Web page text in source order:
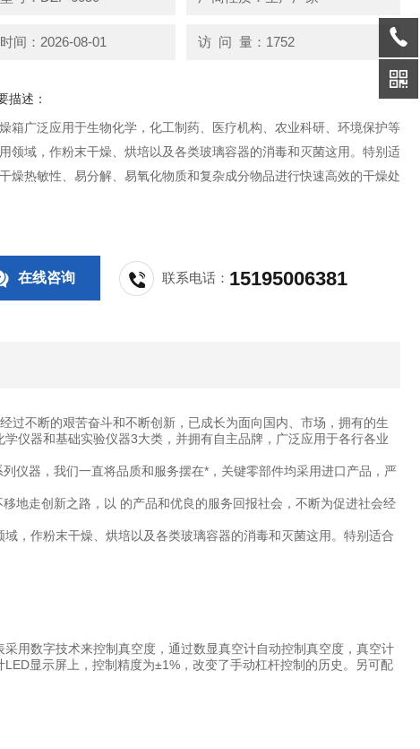
间：2026-08-01 访 问 量：1752
描述：
箱广泛应用于生物化学，化工制药、医疗机构、农业科研、环境保护等
领域，作粉末干燥、烘培以及各类玻璃容器的消毒和灭菌这用。特别适
燥热敏性、易分解、易氧化物质和复杂成分物品进行快速高效的干燥处
在线咨询 联系电话： 15195006381
过不断的艰苦奋斗和不断创新，已成长为面向国内、市场，拥有的生
仪器和基础实验仪器3大类，并拥有自主品牌，广泛应用于各行各业
仪器，我们一直将品质和服务摆在*，关键零部件均采用进口产品，严
地走创新之路，以 的产品和优良的服务回报社会，不断为促进社会经
，作粉末干燥、烘培以及各类玻璃容器的消毒和灭菌这用。特别适合
用数字技术来控制真空度，通过数显真空计自动控制真空度，真空计
显示屏上，控制精度为±1%，改变了手动杠杆控制的历史。另可配